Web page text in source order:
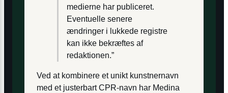
medierne har publiceret.
Eventuelle senere
ændringer i lukkede registre
kan ikke bekræftes af
redaktionen.”
Ved at kombinere et unikt kunstnernavn
med et justerbart CPR-navn har Medina